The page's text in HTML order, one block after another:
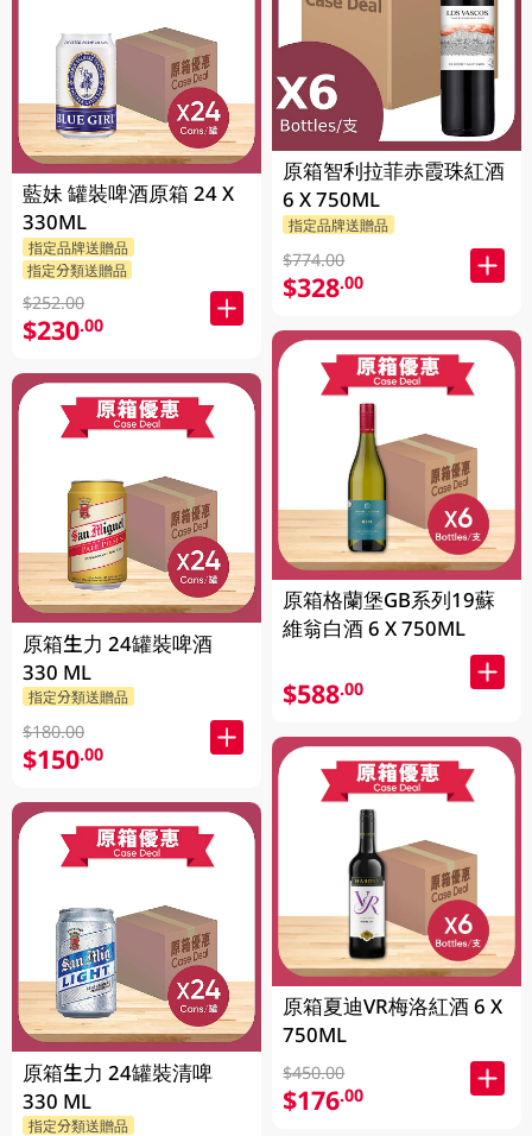
藍妹 罐裝啤酒原箱 24 X
330ML
指定品牌送贈品
指定分類送贈品
$252.00
$230.00
原箱生力 24罐裝啤酒
330 ML
指定分類送贈品
$180.00
$150.00
原箱生力 24罐裝清啤
330 ML
指定分類送贈品
原箱智利拉菲赤霞珠紅酒
6 X 750ML
指定品牌送贈品
$774.00
$328.00
原箱格蘭堡GB系列19蘇
維翁白酒 6 X 750ML
$588.00
原箱夏迪VR梅洛紅酒 6 X
750ML
$450.00
$176.00